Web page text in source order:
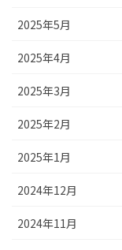
2025年5月
2025年4月
2025年3月
2025年2月
2025年1月
2024年12月
2024年11月